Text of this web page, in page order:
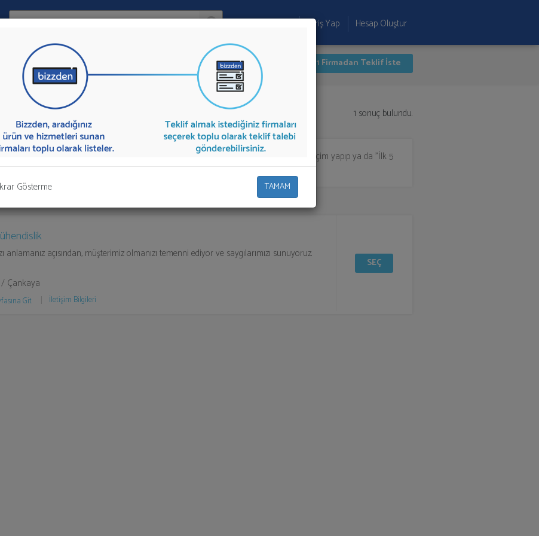
Gösterme TAMAM
Ara:
Firma Ekle Giriş Yap Hesap Oluştur
İlk 1 Firmadan Teklif İste
1 sonuç bulundu.
firmalar aşağıda listelenmektedir. Doğalgaz Tesisatıteklifi almak için listeden seçim yapıp ya da "İlk 5
olarak teklif talebinizi firmalara aktarabilirsiniz.
anlamanız açısından, müşterimiz olmanızı temenni ediyor ve saygılarımızı sunuyoruz.
Çankaya
Git İletişim Bilgileri
SEÇ